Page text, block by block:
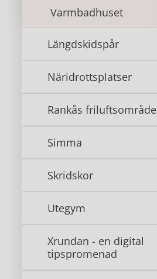
Varmbadhuset
Längdskidspår
Näridrottsplatser
Rankås friluftsområde
Simma
Skridskor
Utegym
Xrundan - en digital
tipspromenad